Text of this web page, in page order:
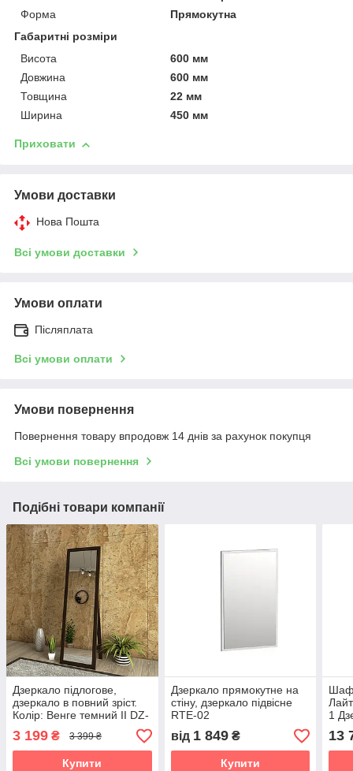
Форма
Прямокутна
Габаритні розміри
Висота
600 мм
Довжина
600 мм
Товщина
22 мм
Ширина
450 мм
Приховати
Умови доставки
Нова Пошта
Всі умови доставки
Умови оплати
Післяплата
Всі умови оплати
Умови повернення
Повернення товару впродовж 14 днів за рахунок покупця
Всі умови повернення
Подібні товари компанії
Дзеркало підлогове,
дзеркало в повний зріст.
Колір: Венге темний II DZ-
3 199 ₴ 3 399 ₴
Купити
Дзеркало прямокутне на
стіну, дзеркало підвісне
RTE-02
від 1 849₴
Купити
1
13